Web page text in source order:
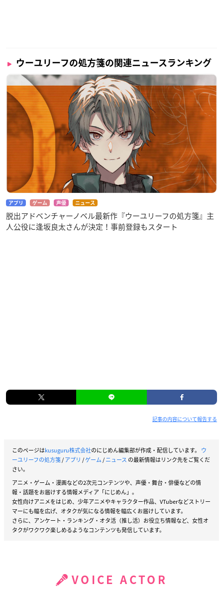
ウーユリーフの処方箋の関連ニュースランキング
アプリ ゲーム 声優 ニュース
脱出アドベンチャーノベル最新作『ウーユリーフの処方箋』主
人公役に逢坂良太さんが決定！事前登録もスタート
記事の内容について報告する
このページはkusuguru株式会社のにじめん編集部が作成・配信しています。 ウ
ーユリーフの処方箋/アプリ /ゲーム/ニュース の最新情報はリンク先をご覧くだ
さい。
アニメ・ゲーム・漫画などの2次元コンテンツや、声優・舞台・俳優などの情
報・話題をお届けする情報メディア「にじめん」。
女性向けアニメをはじめ、少年アニメやキャラクター作品、VTuberなどストリー
マーにも幅を広げ、オタクが気になる情報を幅広くお届けしています。
さらに、アンケート・ランキング・オタ活（推し活）お役立ち情報など、女性オ
タクがワクワク楽しめるようなコンテンツも発信しています。
VOICE ACTOR